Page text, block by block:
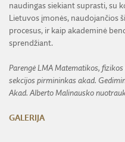
naudingas siekiant suprasti, su
Lietuvos įmonės, naudojančios
procesus, ir kaip akademinė
sprendžiant.
Parengė LMA Matematikos,
sekcijos pirmininkas akad.
Akad. Alberto Malinausko
GALERIJA